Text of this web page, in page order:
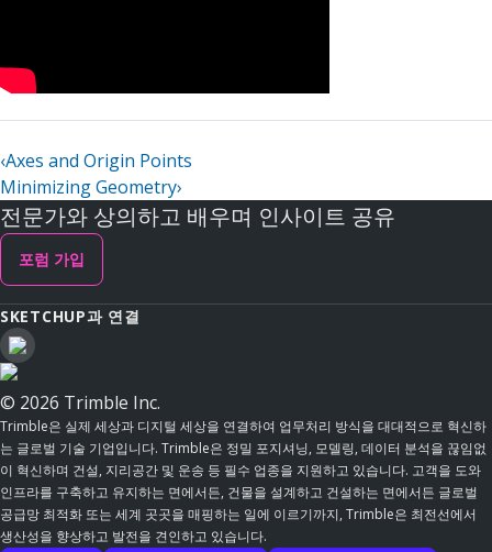
‹Axes and Origin Points
Minimizing Geometry›
전문가와 상의하고 배우며 인사이트 공유
포럼 가입
SKETCHUP과 연결
© 2026 Trimble Inc.
Trimble은 실제 세상과 디지털 세상을 연결하여 업무처리 방식을 대대적으로 혁신하
는 글로벌 기술 기업입니다. Trimble은 정밀 포지셔닝, 모델링, 데이터 분석을 끊임없
이 혁신하며 건설, 지리공간 및 운송 등 필수 업종을 지원하고 있습니다. 고객을 도와
인프라를 구축하고 유지하는 면에서든, 건물을 설계하고 건설하는 면에서든 글로벌
공급망 최적화 또는 세계 곳곳을 매핑하는 일에 이르기까지, Trimble은 최전선에서
생산성을 향상하고 발전을 견인하고 있습니다.